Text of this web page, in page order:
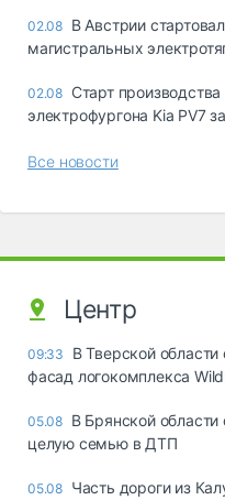
02.08 В Австрии
магистральных
02.08 Старт
электрофургона Kia PV7
Все новости
Центр
09:33
В Тверской
фасад логокомплекса
05.08 В Брянской области
целую семью в ДТП
05.08 Часть дороги из